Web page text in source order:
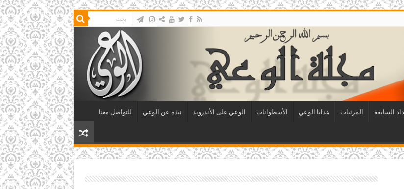
السابقة المرئيات هدايا الوعي الأسطوانات الوعي على الأندرويد نبذة عن الوعي للتواصل معنا